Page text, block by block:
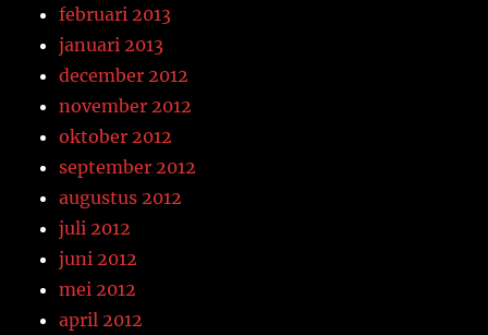
februari 2013
januari 2013
december 2012
november 2012
oktober 2012
september 2012
augustus 2012
juli 2012
juni 2012
mei 2012
april 2012